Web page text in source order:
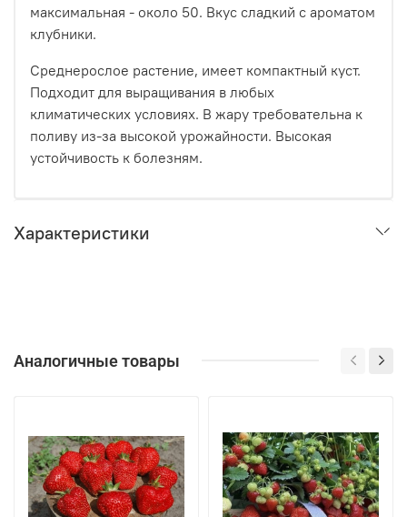
максимальная - около 50. Вкус сладкий с ароматом
клубники.
Среднерослое растение, имеет компактный куст.
Подходит для выращивания в любых
климатических условиях. В жару требовательна к
поливу из-за высокой урожайности. Высокая
устойчивость к болезням.
Характеристики
Аналогичные товары